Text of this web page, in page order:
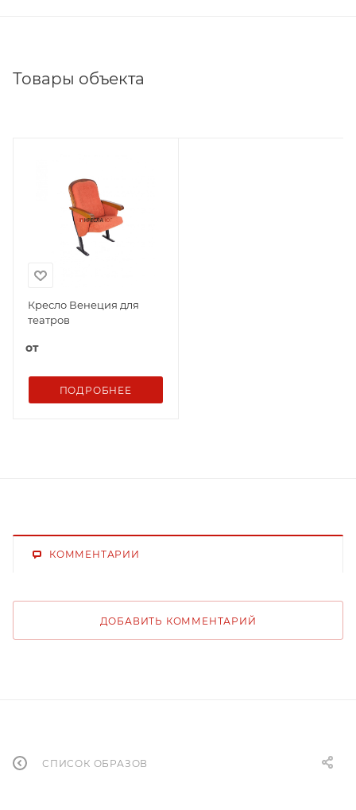
Товары объекта
Кресло Венеция для
театров
от
ПОДРОБНЕЕ
КОММЕНТАРИИ
ДОБАВИТЬ КОММЕНТАРИЙ
СПИСОК ОБРАЗОВ